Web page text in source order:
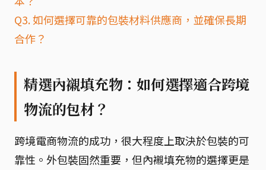
Q3. 如何選擇可靠的包裝材料供應商，並確保長期
合作？
精選內襯填充物：如何選擇適合跨境
物流的包材？
跨境電商物流的成功，很大程度上取決於包裝的可
靠性。外包裝固然重要，但內襯填充物的選擇更是